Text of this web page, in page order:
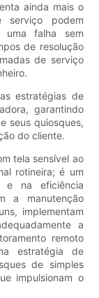
ainda mais o
serviço podem
uma falha sem
de resolução
de serviço
estratégias de
garantindo
seus quiosques,
do cliente.
tela sensível ao
rotineira; é um
e na eficiência
a manutenção
implementam
a
remoto
estratégia de
de simples
impulsionam o